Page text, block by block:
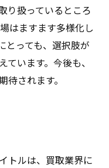
り扱っているところ
はますます多様化し
とっても、選択肢が
います。今後も、
されます。
トルは、買取業界に